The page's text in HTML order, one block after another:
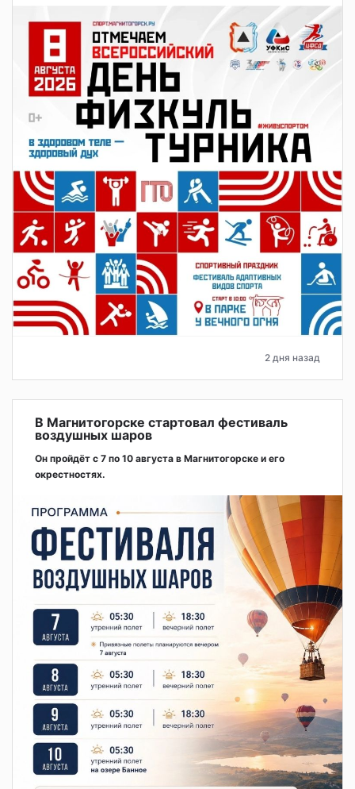
2 дня назад
В Магнитогорске стартовал фестиваль
воздушных шаров
Он пройдёт с 7 по 10 августа в Магнитогорске и его
окрестностях.